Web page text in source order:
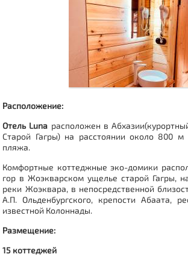
Расположение:
Отель Luna расположен в
Старой Гагры) на расстоянии около 800 м
пляжа.
Комфортные коттеджные эко-домики
гор в Жоэкварском ущелье старой Гагры,
реки Жоэквара, в непосредственной
А.П. Ольденбургского, крепости Абаата,
известной Колоннады.
Размещение:
15 коттеджей